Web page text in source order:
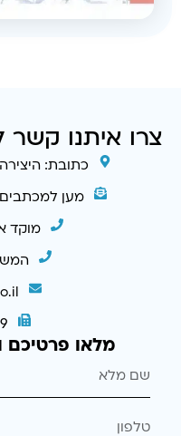
צרו איתנו
כתובת: היצירה 8 ראש העין – מתחם הרץ
מען למכתבים:
מוקד ארצי:
המשרד:
מלאו פרטיכם